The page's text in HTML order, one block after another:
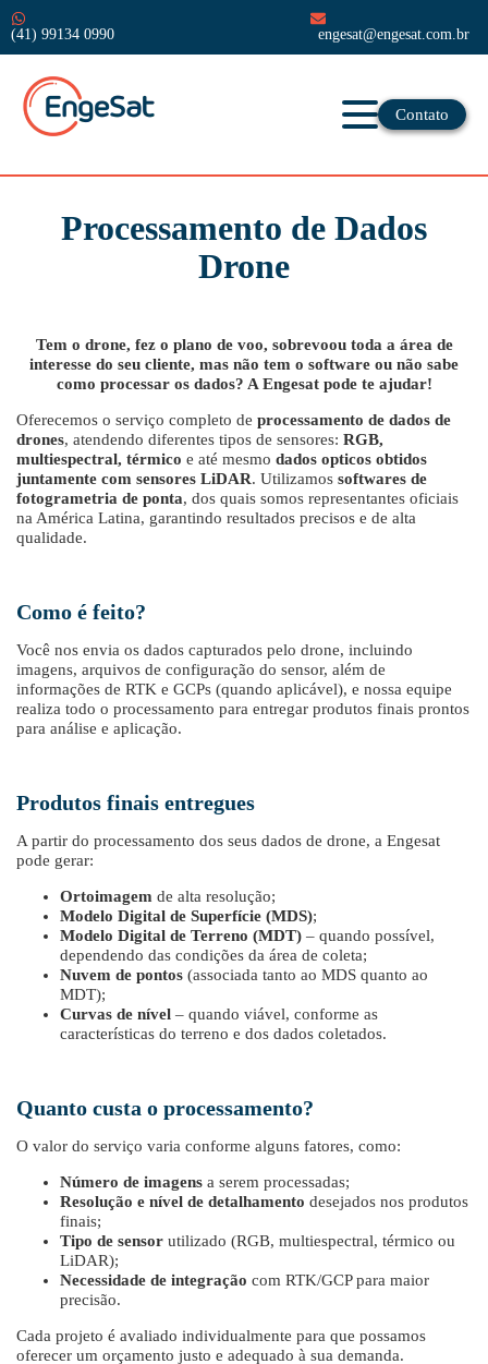
(41) 99134 0990 engesat@engesat.com.br
Contato
Processamento de Dados
Drone
Tem o drone, fez o plano de voo, sobrevoou toda a área de
interesse do seu cliente, mas não tem o software ou não sabe
como processar os dados? A Engesat pode te ajudar!
Oferecemos o serviço completo de processamento de dados de
drones, atendendo diferentes tipos de sensores: RGB,
multiespectral, térmico e até mesmo dados opticos obtidos
juntamente com sensores LiDAR. Utilizamos softwares de
fotogrametria de ponta, dos quais somos representantes oficiais
na América Latina, garantindo resultados precisos e de alta
qualidade.
Como é feito?
Você nos envia os dados capturados pelo drone, incluindo
imagens, arquivos de configuração do sensor, além de
informações de RTK e GCPs (quando aplicável), e nossa equipe
realiza todo o processamento para entregar produtos finais prontos
para análise e aplicação.
Produtos finais entregues
A partir do processamento dos seus dados de drone, a Engesat
pode gerar:
Ortoimagem de alta resolução;
Modelo Digital de Superfície (MDS);
Modelo Digital de Terreno (MDT) – quando possível,
dependendo das condições da área de coleta;
Nuvem de pontos (associada tanto ao MDS quanto ao
MDT);
Curvas de nível – quando viável, conforme as
características do terreno e dos dados coletados.
Quanto custa o processamento?
O valor do serviço varia conforme alguns fatores, como:
Número de imagens a serem processadas;
Resolução e nível de detalhamento desejados nos produtos
finais;
Tipo de sensor utilizado (RGB, multiespectral, térmico ou
LiDAR);
Necessidade de integração com RTK/GCP para maior
precisão.
Cada projeto é avaliado individualmente para que possamos
oferecer um orçamento justo e adequado à sua demanda.